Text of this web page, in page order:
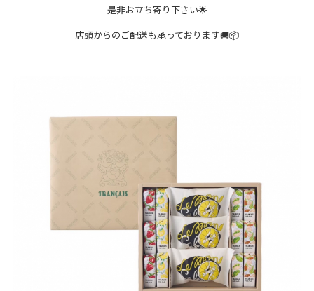
プライバシーポリシー
是非お立ち寄り下さい🌟
店頭からのご配送も承っております🚚📦